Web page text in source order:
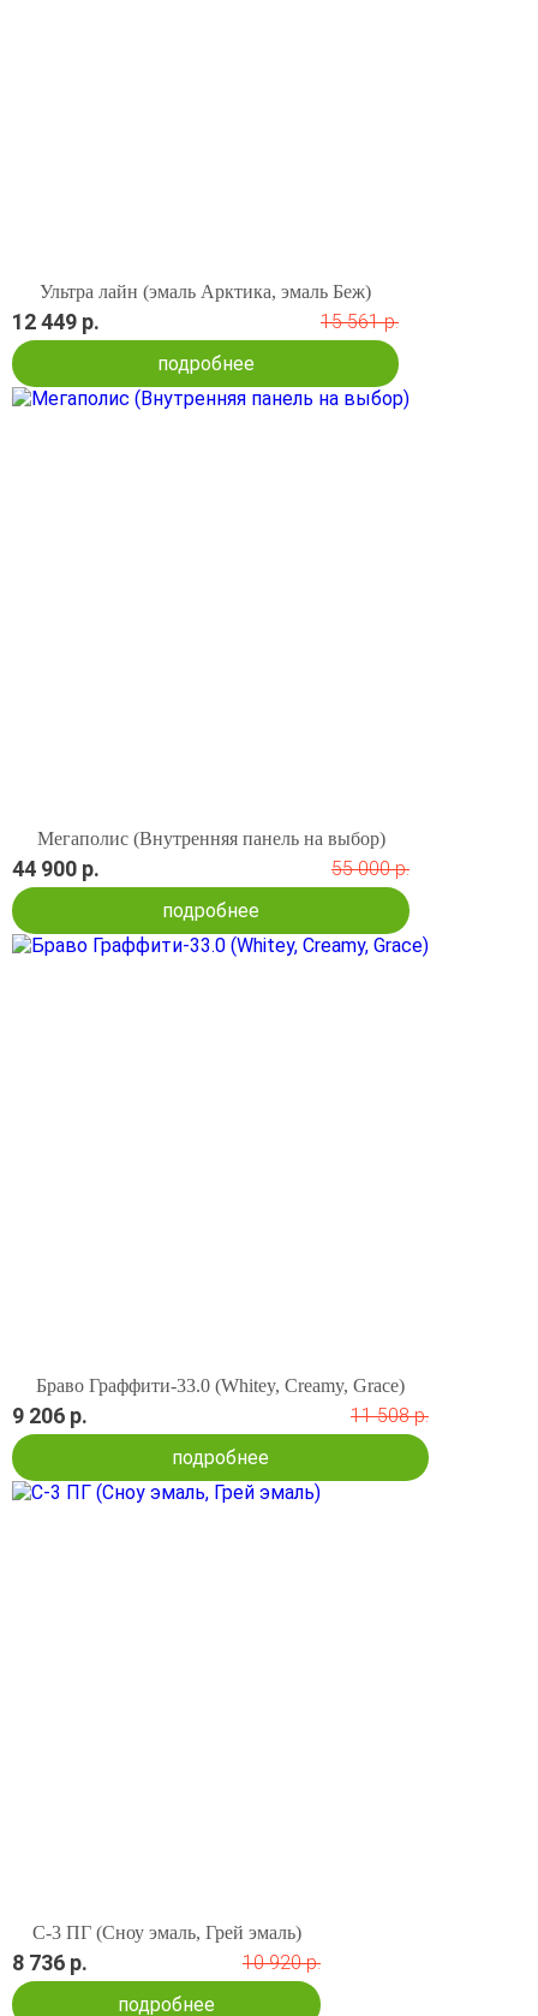
Ультра лайн (эмаль Арктика, эмаль Беж)
12 449 р.
15 561 р.
подробнее
Мегаполис (Внутренняя панель на выбор)
44 900 р.
55 000 р.
подробнее
Браво Граффити-33.0 (Whitey, Creamy, Grace)
9 206 р.
11 508 р.
подробнее
С-3 ПГ (Сноу эмаль, Грей эмаль)
8 736 р.
10 920 р.
подробнее